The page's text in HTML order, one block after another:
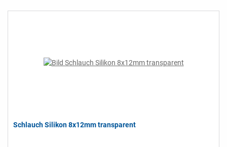
Schlauch Silikon 8x12mm transparent